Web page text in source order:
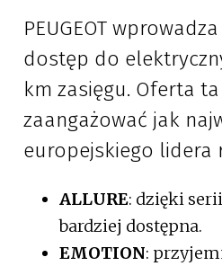
PEUGEOT
dostęp do
km zasięgu. Oferta
zaangażować jak
europejskiego lidera
ALLURE: dzięki
bardziej dostępna.
EMOTION: